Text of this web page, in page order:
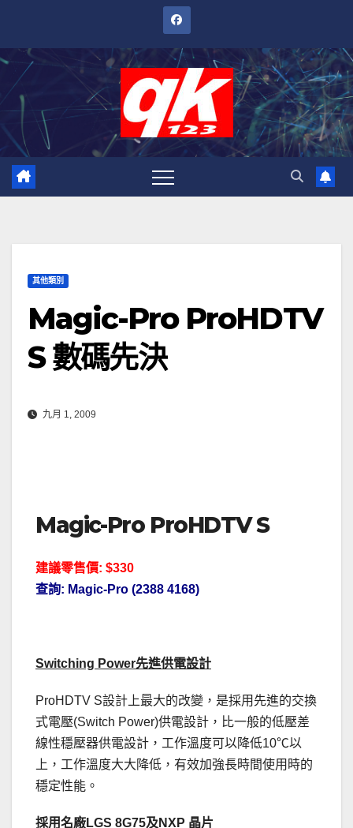
內
其他類別
Magic-Pro ProHDTV
S 數碼先決
九月 1, 2009
Magic-Pro ProHDTV S
建議零售價: $330
查詢: Magic-Pro (2388 4168)
Switching Power先進供電設計
ProHDTV S設計上最大的改變，是採用先進的交換
式電壓(Switch Power)供電設計，比一般的低壓差
線性穩壓器供電設計，工作溫度可以降低10℃以
上，工作溫度大大降低，有效加強長時間使用時的
穩定性能。
採用名廠LGS 8G75及NXP 晶片